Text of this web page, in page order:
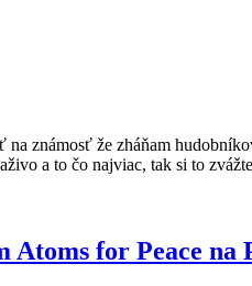
známosť že zháňam
a to čo najviac, tak si to
for Peace na